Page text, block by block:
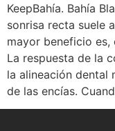
KeepBahía. Bahía
sonrisa recta suele
mayor beneficio
La respuesta de la
la alineación dental
de las encías.